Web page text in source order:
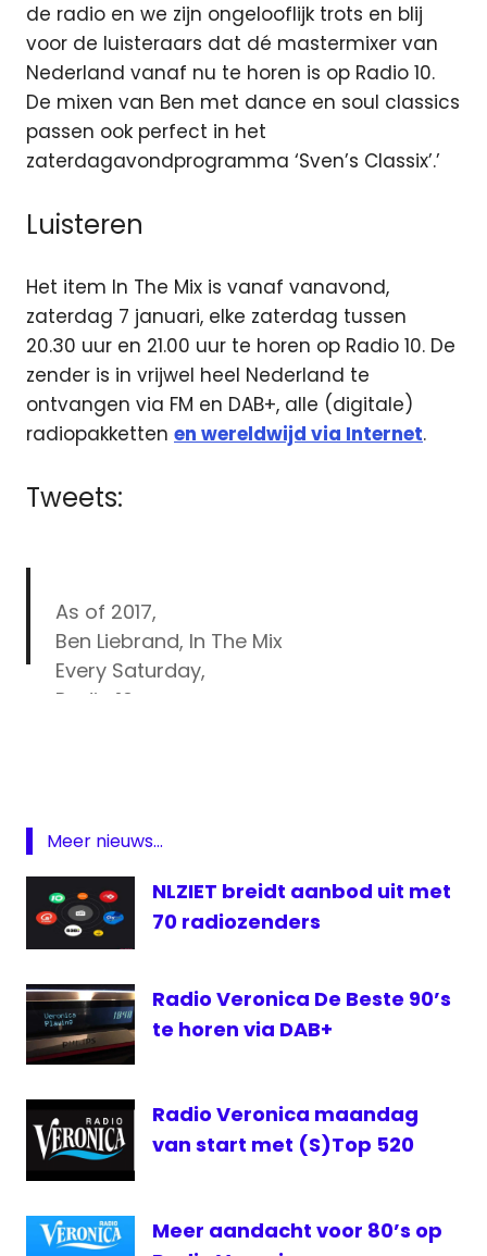
de radio en we zijn ongelooflijk trots en blij
voor de luisteraars dat dé mastermixer van
Nederland vanaf nu te horen is op Radio 10.
De mixen van Ben met dance en soul classics
passen ook perfect in het
zaterdagavondprogramma ‘Sven’s Classix’.’
Luisteren
Het item In The Mix is vanaf vanavond,
zaterdag 7 januari, elke zaterdag tussen
20.30 uur en 21.00 uur te horen op Radio 10. De
zender is in vrijwel heel Nederland te
ontvangen via FM en DAB+, alle (digitale)
radiopakketten en wereldwijd via Internet.
Tweets:
As of 2017,
Ben Liebrand, In The Mix
Every Saturday,
Radio 10,
6, 2017
Mix
Radio
Radio
veronica
Sven
van
Classix
Meer nieuws...
NLZIET breidt aanbod uit met
70 radiozenders
Radio Veronica De Beste 90’s
te horen via DAB+
Radio Veronica maandag
van start met (S)Top 520
Meer aandacht voor 80’s op